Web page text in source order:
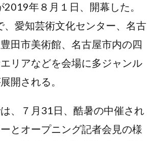
年８月１日、開幕した。
、愛知芸術文化センター、名古
田市美術館、名古屋市内の四
リアなどを会場に多ジャンル
開される。
、７月31日、酷暑の中催され
とオープニング記者会見の様